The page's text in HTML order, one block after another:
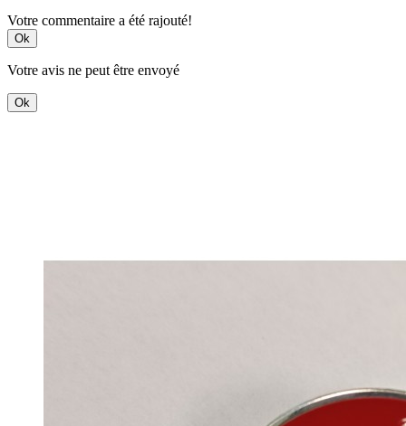
Votre commentaire a été rajouté!
Ok
Votre avis ne peut être envoyé
Ok